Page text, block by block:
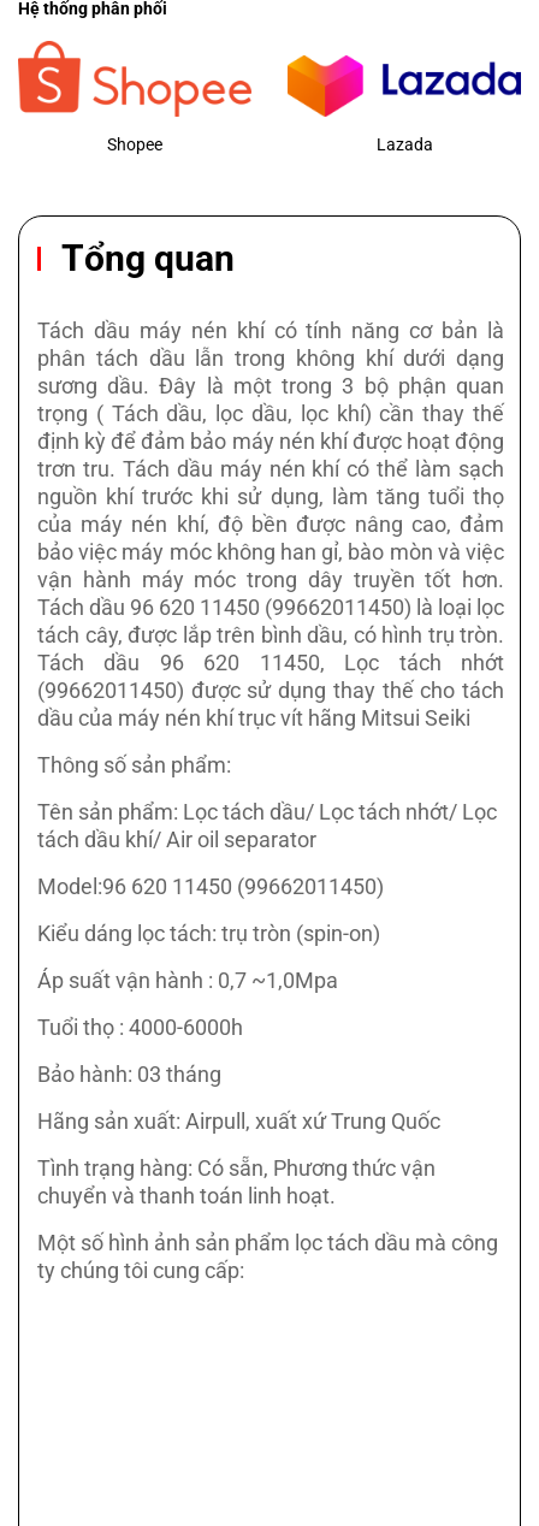
Hệ thống phân phối
Shopee Lazada
Tổng quan
Tách dầu máy nén khí có tính năng cơ bản là
phân tách dầu lẫn trong không khí dưới dạng
sương dầu. Đây là một trong 3 bộ phận quan
trọng ( Tách dầu, lọc dầu, lọc khí) cần thay thế
định kỳ để đảm bảo máy nén khí được hoạt động
trơn tru. Tách dầu máy nén khí có thể làm sạch
nguồn khí trước khi sử dụng, làm tăng tuổi thọ
của máy nén khí, độ bền được nâng cao, đảm
bảo việc máy móc không han gỉ, bào mòn và việc
vận hành máy móc trong dây truyền tốt hơn.
Tách dầu 96 620 11450 (99662011450) là loại lọc
tách cây, được lắp trên bình dầu, có hình trụ tròn.
Tách dầu 96 620 11450, Lọc tách nhớt
(99662011450) được sử dụng thay thế cho tách
dầu của máy nén khí trục vít hãng Mitsui Seiki
Thông số sản phẩm:
Tên sản phẩm: Lọc tách dầu/ Lọc tách nhớt/ Lọc
tách dầu khí/ Air oil separator
Model:96 620 11450 (99662011450)
Kiểu dáng lọc tách: trụ tròn (spin-on)
Áp suất vận hành : 0,7 ~1,0Mpa
Tuổi thọ : 4000-6000h
Bảo hành: 03 tháng
Hãng sản xuất: Airpull, xuất xứ Trung Quốc
Tình trạng hàng: Có sẵn, Phương thức vận
chuyển và thanh toán linh hoạt.
Một số hình ảnh sản phẩm lọc tách dầu mà công
ty chúng tôi cung cấp: